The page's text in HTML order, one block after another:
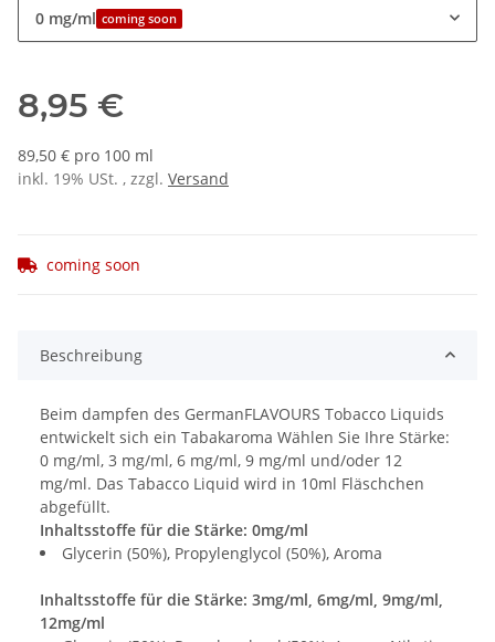
0 mg/ml coming soon
8,95 €
89,50 € pro 100 ml
inkl. 19% USt. , zzgl. Versand
coming soon
Beschreibung
Beim dampfen des GermanFLAVOURS Tobacco Liquids
entwickelt sich ein Tabakaroma Wählen Sie Ihre Stärke:
0 mg/ml, 3 mg/ml, 6 mg/ml, 9 mg/ml und/oder 12
mg/ml. Das Tabacco Liquid wird in 10ml Fläschchen
abgefüllt.
Inhaltsstoffe für die Stärke: 0mg/ml
Glycerin (50%), Propylenglycol (50%), Aroma
Inhaltsstoffe für die Stärke: 3mg/ml, 6mg/ml, 9mg/ml,
12mg/ml